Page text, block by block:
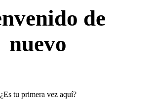
de
nuevo
¿Es tu primera vez aquí?